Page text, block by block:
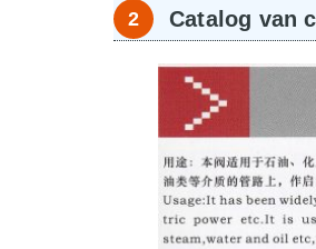
Catalog van